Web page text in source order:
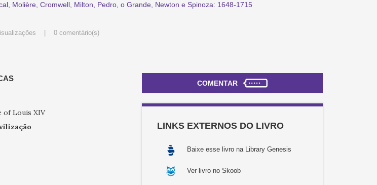
Molière, Cromwell, Milton, Pedro, o Grande, Newton e Spinoza: 1648-1715
| 0 comentário(s)
of Louis XIV
COMENTAR
LINKS EXTERNOS DO LIVRO
Baixe esse livro na Library Genesis
Ver livro no Skoob